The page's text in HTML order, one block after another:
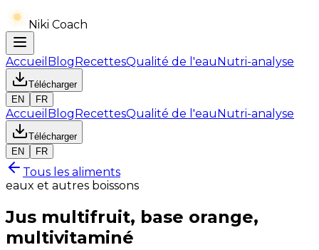
Niki Coach
Accueil BlogRecettesQualité de l'eauNutri-analyse
Télécharger
EN
FR
Accueil BlogRecettesQualité de l'eauNutri-analyse
Télécharger
EN
FR
Tous les aliments
eaux et autres boissons
Jus multifruit, base orange,
multivitaminé